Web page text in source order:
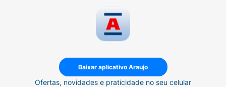
Baixar aplicativo Araujo
Ofertas, novidades e praticidade no seu celular